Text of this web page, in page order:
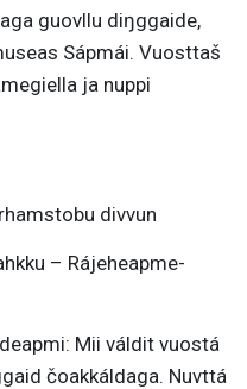
guovllu diŋggaide,
Sápmái. Vuosttaš
ja nuppi
divvun
– Rájeheapme-
Mii váldit vuostá
čoakkáldaga. Nuvttá